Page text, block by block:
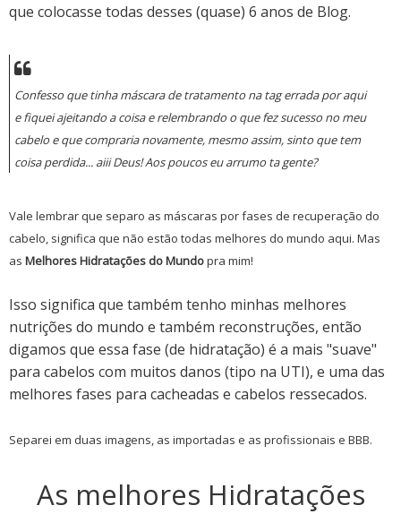
que colocasse todas desses (quase) 6 anos de Blog.
Confesso que tinha máscara de tratamento na tag errada por aqui
e fiquei ajeitando a coisa e relembrando o que fez sucesso no meu
cabelo e que compraria novamente, mesmo assim, sinto que tem
coisa perdida... aiii Deus! Aos poucos eu arrumo ta gente?
Vale lembrar que separo as máscaras por fases de recuperação do
cabelo, significa que não estão todas melhores do mundo aqui. Mas
as Melhores Hidratações do Mundopra mim!
Isso significa que também tenho minhas melhores
nutrições do mundo e também reconstruções, então
digamos que essa fase (de hidratação) é a mais "suave"
para cabelos com muitos danos (tipo na UTI), e uma das
melhores fases para cacheadas e cabelos ressecados.
Separei em duas imagens, as importadas e as profissionais e BBB.
As melhores Hidratações